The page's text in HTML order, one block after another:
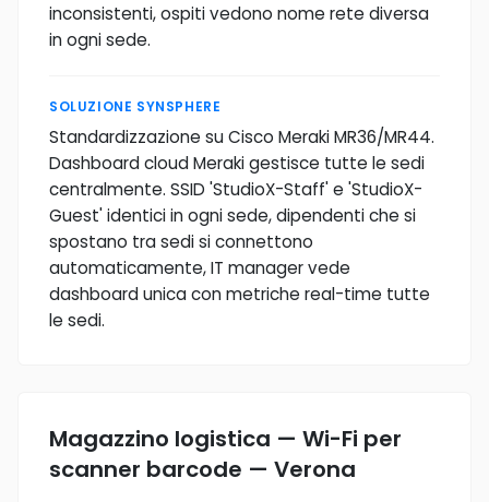
inconsistenti, ospiti vedono nome rete diversa
in ogni sede.
SOLUZIONE SYNSPHERE
Standardizzazione su Cisco Meraki MR36/MR44.
Dashboard cloud Meraki gestisce tutte le sedi
centralmente. SSID 'StudioX-Staff' e 'StudioX-
Guest' identici in ogni sede, dipendenti che si
spostano tra sedi si connettono
automaticamente, IT manager vede
dashboard unica con metriche real-time tutte
le sedi.
Magazzino logistica — Wi-Fi per
scanner barcode — Verona